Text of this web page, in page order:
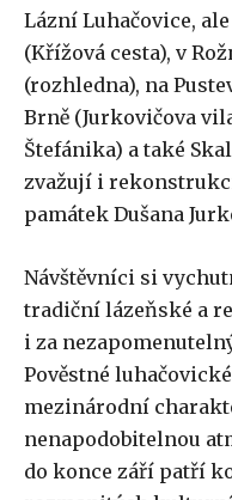
Lázní Luhačovice,
(Křížová cesta), v
(rozhledna), na
Brně (Jurkovičova
Štefánika) a také
zvažují i
památek Dušana
Návštěvníci si
tradiční lázeňské a
i za
Pověstné
mezinárodní
nenapodobitelnou
do konce září patří